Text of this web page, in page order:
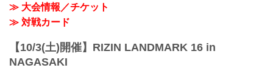
≫ 大会情報／チケット
≫ 対戦カード
【10/3(土)開催】RIZIN LANDMARK 16 in
NAGASAKI